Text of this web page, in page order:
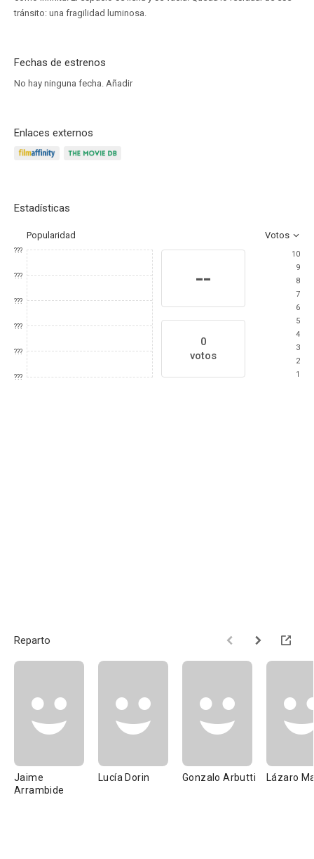
tránsito: una fragilidad luminosa.
Fechas de estrenos
No hay ninguna fecha. Añadir
Enlaces externos
Estadísticas
Popularidad Votos
???
???
???
???
???
???
--
0
votos
10
9
8
7
6
5
4
3
2
1
Reparto
Jaime
Arrambide
Lucía Dorin Gonzalo Arbutti Lázaro